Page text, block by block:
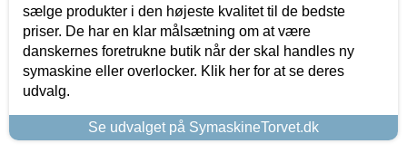
sælge produkter i den højeste kvalitet til de bedste
priser. De har en klar målsætning om at være
danskernes foretrukne butik når der skal handles ny
symaskine eller overlocker. Klik her for at se deres
udvalg.
Se udvalget på SymaskineTorvet.dk